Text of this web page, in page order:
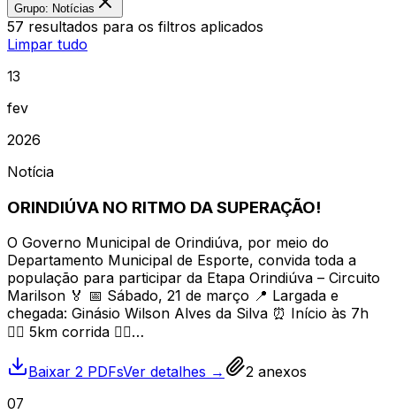
Grupo: Notícias
57 resultados para os filtros aplicados
Limpar tudo
13
fev
2026
Notícia
ORINDIÚVA NO RITMO DA SUPERAÇÃO!
O Governo Municipal de Orindiúva, por meio do
Departamento Municipal de Esporte, convida toda a
população para participar da Etapa Orindiúva – Circuito
Marilson 🏅 📅 Sábado, 21 de março 📍 Largada e
chegada: Ginásio Wilson Alves da Silva ⏰ Início às 7h
🏃‍♂️ 5km corrida 🚶‍♀️…
Baixar 2 PDFsVer detalhes → 2 anexos
07